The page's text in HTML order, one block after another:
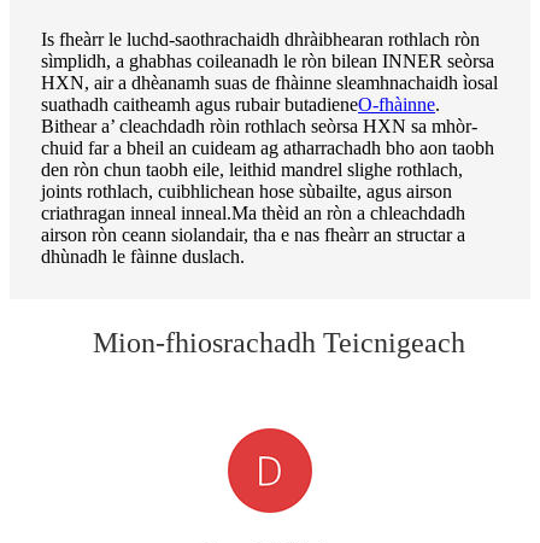
Is fheàrr le luchd-saothrachaidh dhràibhearan rothlach ròn
sìmplidh, a ghabhas coileanadh le ròn bilean INNER seòrsa
HXN, air a dhèanamh suas de fhàinne sleamhnachaidh ìosal
suathadh caitheamh agus rubair butadieneO-fhàinne.
Bithear a’ cleachdadh ròin rothlach seòrsa HXN sa mhòr-
chuid far a bheil an cuideam ag atharrachadh bho aon taobh
den ròn chun taobh eile, leithid mandrel slighe rothlach,
joints rothlach, cuibhlichean hose sùbailte, agus airson
criathragan inneal inneal.Ma thèid an ròn a chleachdadh
airson ròn ceann siolandair, tha e nas fheàrr an structar a
dhùnadh le fàinne duslach.
Mion-fhiosrachadh Teicnigeach